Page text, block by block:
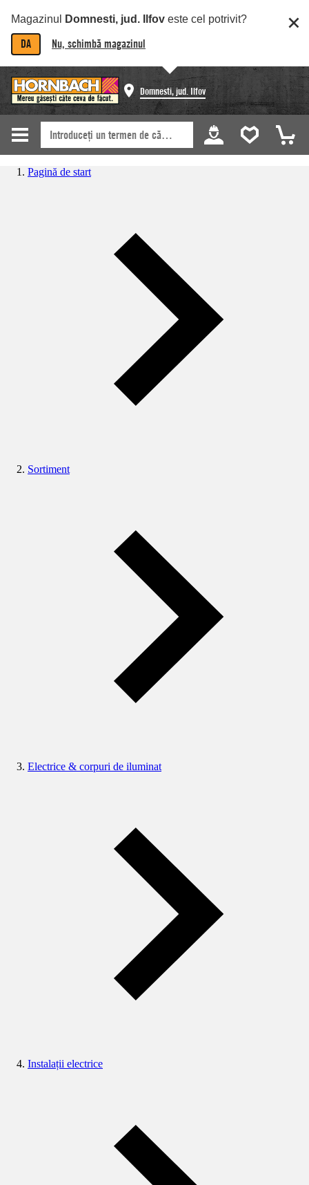
Magazinul Domnesti, jud. Ilfov este cel potrivit?
DA Nu, schimbă magazinul
Domnesti, jud. Ilfov
Pagină de start
Sortiment
Electrice & corpuri de iluminat
Instalații electrice